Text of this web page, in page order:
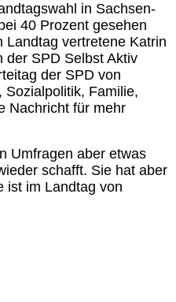
in Sachsen-
40 Prozent gesehen
Landtag vertretene Katrin
der SPD Selbst Aktiv
der SPD von
Sozialpolitik, Familie,
Nachricht für mehr
Umfragen aber etwas
schafft. Sie hat aber
ist im Landtag von